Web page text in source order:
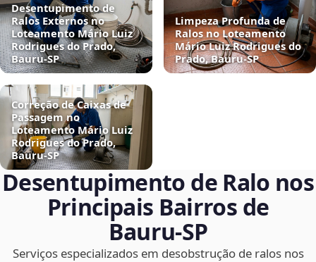
Desentupimento de
Ralos Externos no
Loteamento Mário Luiz
Rodrigues do Prado,
Bauru‑SP
Limpeza Profunda de
Ralos no Loteamento
Mário Luiz Rodrigues do
Prado, Bauru‑SP
Correção de Caixas de
Passagem no
Loteamento Mário Luiz
Rodrigues do Prado,
Bauru‑SP
Desentupimento de Ralo nos
Principais Bairros de
Bauru‑SP
Serviços especializados em desobstrução de ralos nos